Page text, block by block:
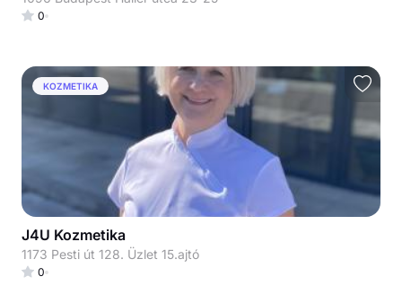
0
KOZMETIKA
J4U Kozmetika
1173 Pesti út 128. Üzlet 15.ajtó
0